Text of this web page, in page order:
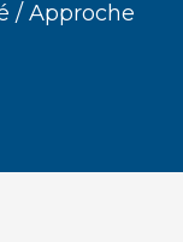
/ Approche